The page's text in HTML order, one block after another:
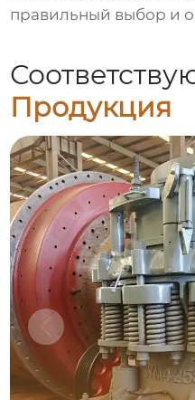
правильный выбор и
Продукция